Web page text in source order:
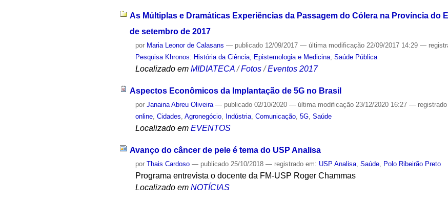
As Múltiplas e Dramáticas Experiências da Passagem do Cólera na Província do
de setembro de 2017
por Maria Leonor de Calasans — publicado 12/09/2017— última modificação 22/09/2017 14:29—
Pesquisa Khronos: História da Ciência, Epistemologia e Medicina,Saúde Pública
Localizado em MIDIATECA /Fotos /Eventos 2017
Aspectos Econômicos da Implantação de 5G no Brasil
porJanaina Abreu Oliveira — publicado 02/10/2020— última modificação 23/12/2020 16:27—
online,Cidades,Agronegócio, Indústria,Comunicação,5G,Saúde
Localizado em EVENTOS
Avanço do câncer de pele é tema do USP Analisa
porThais Cardoso — publicado 25/10/2018— registrado em: USP Analisa ,Saúde Polo Ribeirão Preto
Programa entrevista o docente da FM-USP Roger Chammas
Localizado em NOTÍCIAS